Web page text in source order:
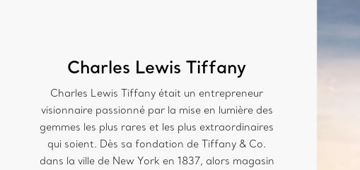
Charles Lewis Tiffany
Charles Lewis Tiffany était un entrepreneur
visionnaire passionné par la mise en lumière des
gemmes les plus rares et les plus extraordinaires
qui soient. Dès sa fondation de Tiffany & Co.
dans la ville de New York en 1837, alors magasin